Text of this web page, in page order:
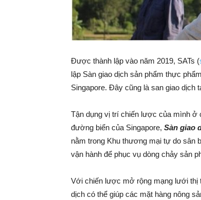
Được thành lập vào năm 2019, SATs (
lập Sàn giao dịch sản phẩm thực
Singapore. Đây cũng là san giao dịch
Tận dụng vị trí chiến lược của mình ở
đường biển của Singapore, Sàn giao
nằm trong Khu thương mại tự do sân
vận hành để phục vụ dòng chảy sản
Với chiến lược mở rộng mạng lưới
dịch có thể giúp các mặt hàng nông